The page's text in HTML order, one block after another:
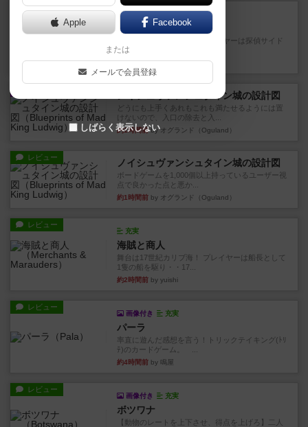
レビュー
しあわせのいと
舞台は全寮制の女子高。プレイヤーは探偵サイド
と犯人サイドに分かれて、探...
9分前by タカミネコウヘイ
ノイシュヴァンシュタイン城の設計図
どうにも上手くあれもこれも満たせるようには置
けないので、入口の除去と入...
約1時間前by オグランド（Oguland）
レビュー ノイシュヴァンシュタイン城の設計図
ボードゲームを1,000個以上持っているユーザー視
点で良かった点と悪か...
約1時間前 by オグランド（Oguland）
レビュー
充実
海賊と商人
舞台は17世紀カリブ海！ プレイヤーは船長として
1隻の船を駆り・・17...
約2時間前 by yuishi
レビュー
画像付き 充実
パーラ
率直に遊んだ感想を言う！トリックテイキング(ﾄﾘ
ﾃ)のカードゲーム。 ...
約4時間前 by 鳴屋
レビュー
画像付き 充実
ボツワナ
【動物のレートを上下させ、得点を上げろ】二人
Apple Facebook
または
メールで会員登録
しばらく表示しない